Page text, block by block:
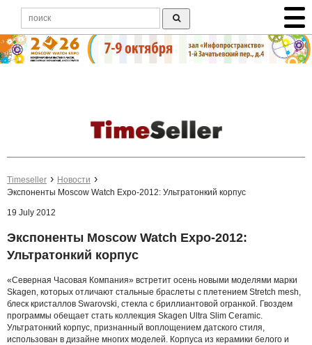
Timeseller
Новости
Экспоненты Moscow Watch Expo-2012: Ультратонкий корпус
19 July 2012
Экспоненты Moscow Watch Expo-2012:
Ультратонкий корпус
«Северная Часовая Компания» встретит осень новыми моделями марки
Skagen, которых отличают стальные браслеты с плетением Stretch mesh,
блеск кристаллов Swarovski, стекла с бриллиантовой огранкой. Гвоздем
программы обещает стать коллекция Skagen Ultra Slim Ceramic.
Ультратонкий корпус, признанный воплощением датского стиля,
использован в дизайне многих моделей. Корпуса из керамики белого и